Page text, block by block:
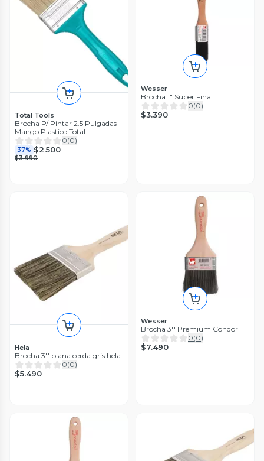
Total Tools
Brocha P/ Pintar 2.5 Pulgadas
Mango Plastico Total
0(0)
37% $2.500
$3.990
Wesser
Brocha 1" Super Fina
0(0)
$3.390
Hela
Brocha 3'' plana cerda gris hela
0(0)
$5.490
Wesser
Brocha 3'' Premium Condor
0(0)
$7.490